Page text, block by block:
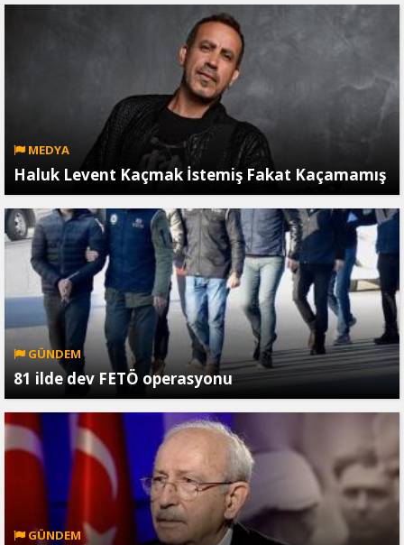
MEDYA
Haluk Levent Kaçmak İstemiş Fakat Kaçamamış
GÜNDEM
81 ilde dev FETÖ operasyonu
GÜNDEM